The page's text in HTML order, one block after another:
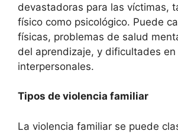
devastadoras para las víctimas,
físico como psicológico. Puede
físicas, problemas de salud
del aprendizaje, y dificultades en
interpersonales.
Tipos de violencia familiar
La violencia familiar se puede